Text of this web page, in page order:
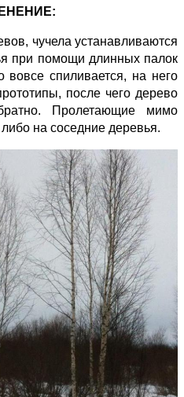
чучела устанавливаются
при помощи длинных палок
вовсе спиливается, на него
после чего дерево
Пролетающие мимо
на соседние деревья.